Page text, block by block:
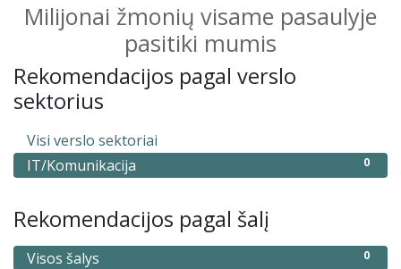
Milijonai žmonių visame pasaulyje
pasitiki mumis
Rekomendacijos pagal verslo
sektorius
Visi verslo sektoriai
0
IT/Komunikacija
Rekomendacijos pagal šalį
0
Visos šalys